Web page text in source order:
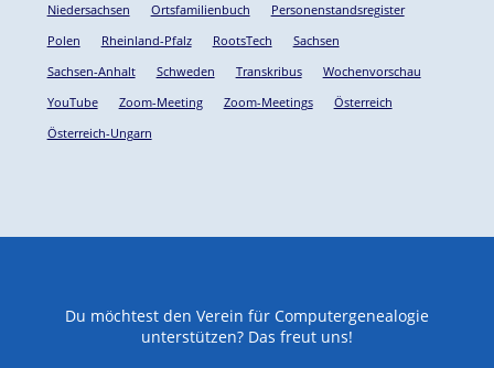
Niedersachsen
Ortsfamilienbuch
Personenstandsregister
Polen
Rheinland-Pfalz RootsTech
Sachsen
Sachsen-Anhalt
Schweden Transkribus
Wochenvorschau
YouTube
Zoom-Meeting Zoom-Meetings
Österreich
Österreich-Ungarn
Du möchtest den Verein für Computergenealogie
unterstützen? Das freut uns!